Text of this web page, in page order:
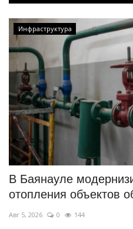
Инфраструктура
В Баянауле
отопления объектов
Авг 5, 2026 0 144